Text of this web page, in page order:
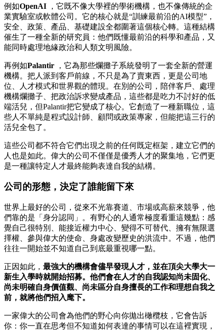
例如OpenAI ，它既不像大學裡的學術機構，也不像傳統的企
業實驗室或軟體公司。它的核心就是“訓練最前沿的AI模型”，
安全、政策、產品、基礎建設全都圍著這個核心轉。這種結構
催生了一種全新的研究員：他們既懂最前沿的科學和產品，又
能同時處理地緣政治和人類文明風險。
再例如Palantir ，它為那些爛攤子系統發明了一套全新的營運
機構。把人派到客戶前線，不只是為了賣東西，更是公司地
位、人才模式和世界觀的體現。在別的公司，陪伴客戶、處理
機構爛攤子、把政治訴求變成產品，這些都是吃力不討好的低
端活兒，但Palantir把它變成了核心。它創造了一種新職位，這
些人不單純是程式設計師、顧問或政策專家，但能把這三行的
活兒全包了。
這些公司都不符合它們出現之前的任何既定框架，建立它們的
人也是如此。偉大的公司不僅僅是優秀人才的聚集地，它們更
是一種讓特定人才最終能夠表達自我的結構。
公司的形態，決定了誰能留下來
世界上最好的公司，從來不光靠賽道、市場或高薪來競爭，他
們靠的是「身分認同」。有野心的人通常極度看重這幾點：感
覺自己很特別、能接近權力中心、變得不可替代、擁有無限選
擇權、參與偉大的使命、身處改變歷史的洪流中。不過，他們
往往一開始並不知道自己到底最重視哪一點。
正因如此， 最強大的機構會儘早發現人才，並在頂尖大學大一
新生入學時就開始招募。他們會在人才的自我認知尚未固化、
尚未明確自身價值觀、尚未區分自身擅長的工作和理想自我之
前，就將他們招入麾下。
一家偉大的公司會為他們的野心向你拋出橄欖枝，它會告訴
你：你一直在思考但不知道如何表達的事情可以在這裡實現，